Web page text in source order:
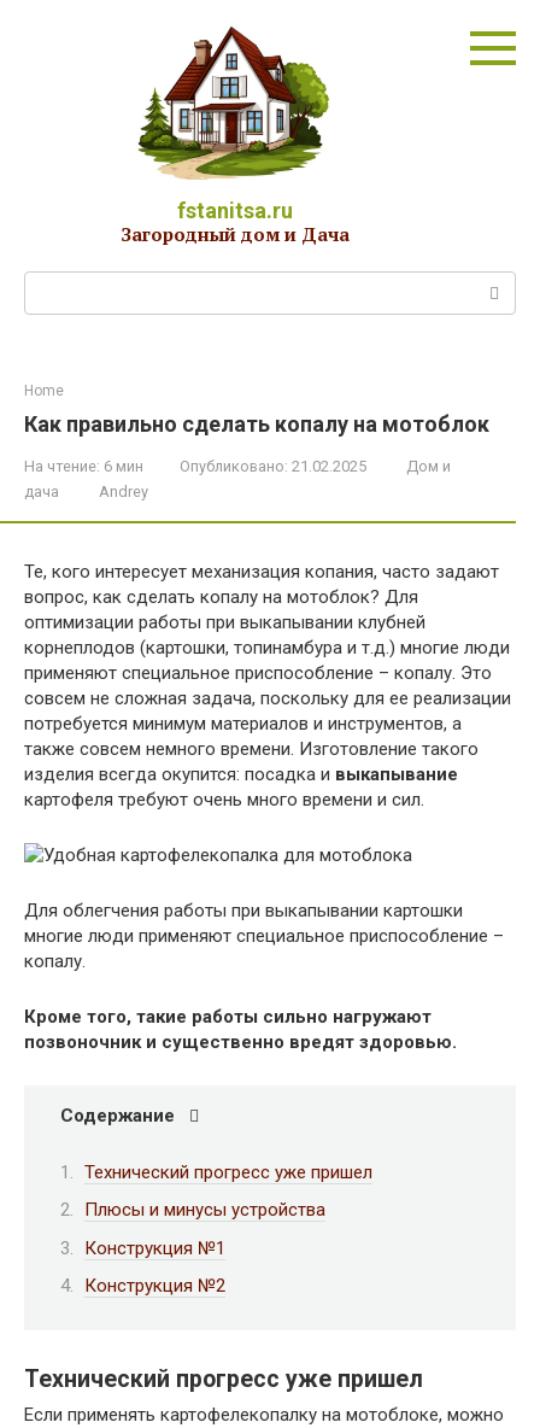
fstanitsa.ru
Загородный дом и Дача
Home
Как правильно сделать копалу на мотоблок
На чтение: 6 мин Опубликовано: 21.02.2025
Дом и
дача
Andrey
Те, кого интересует механизация копания, часто задают
вопрос, как сделать копалу на мотоблок? Для
оптимизации работы при выкапывании клубней
корнеплодов (картошки, топинамбура и т.д.) многие люди
применяют специальное приспособление – копалу. Это
совсем не сложная задача, поскольку для ее реализации
потребуется минимум материалов и инструментов, а
также совсем немного времени. Изготовление такого
изделия всегда окупится: посадка и выкапывание
картофеля требуют очень много времени и сил.
Для облегчения работы при выкапывании картошки
многие люди применяют специальное приспособление –
копалу.
Кроме того, такие работы сильно нагружают
позвоночник и существенно вредят здоровью.
Содержание
Технический прогресс уже пришел
Плюсы и минусы устройства
Конструкция №1
Конструкция №2
Технический прогресс уже пришел
Если применять картофелекопалку на мотоблоке, можно